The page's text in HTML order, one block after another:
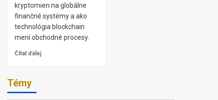
kryptomien na globálne
finančné systémy a ako
technológia blockchain
mení obchodné procesy.
Čítať ďalej
Témy